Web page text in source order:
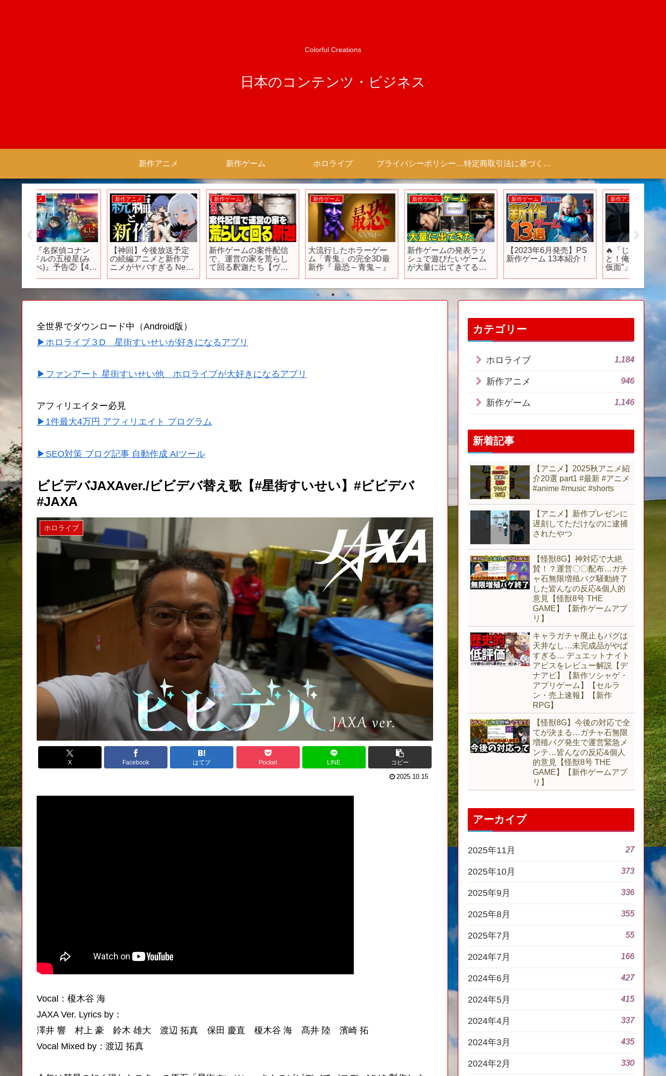
Colorful Creations
日本のコンテンツ・ビジネス
新作アニメ 新作ゲーム ホロライブ プライバシーポリシー 【Colorful Creation】 特定商取引法に基づく表記（商取引に関する開示）
新作アニメ
【神回】今後放送予定
の続編アニメと新作ア
ニメがヤバすぎる New
新作ゲーム
新作ゲームの案件配信
で、運営の家を荒らし
て回る釈迦たち【ヴィ
【Nightingale】
新作ゲーム
大流行したホラーゲー
ム「青鬼」の完全3D最
新作『 最恐 – 青鬼 – 』
新作ゲーム
新作ゲームの発表ラッ
シュで遊びたいゲーム
が大量に出てきてるん
Showcase まとめ】
新作ゲーム
【2023年6月発売】PS
新作ゲーム 13本紹介！
新作アニメ
🔥「じゃすともーめん
と！俺は‟ムーンライト
仮面”」TVアニメ『炎炎
信中💥 #炎炎ノ消防隊
#FireForce #アニメ
ド！
メガ盛
全世界でダウンロード中（Android版）
▶ホロライブ３D 星街すいせいが好きになるアプリ
▶ファンアート 星街すいせい他 ホロライブが大好きになるアプリ
アフィリエイター必見
▶1件最大4万円 アフィリエイト プログラム
▶SEO対策 ブログ記事 自動作成 AIツール
ビビデバJAXAver./ビビデバ替え歌【#星街すいせい】#ビビデバ
#JAXA
ホロライブ
X Facebook はてブ Pocket LINE コピー
2025.10.15
Vocal：榎木谷 海
JAXA Ver. Lyrics by：
澤井 響 村上 豪 鈴木 雄大 渡辺 拓真 保田 慶直 榎木谷 海 髙井 陸 濱崎 拓
Vocal Mixed by：渡辺 拓真
カテゴリー
ホロライブ 1,184
新作アニメ 946
新作ゲーム 1,146
新着記事
【アニメ】2025秋アニメ紹
介20選 part1 #最新 #アニメ
#anime #music #shorts
【アニメ】新作プレゼンに
遅刻してただけなのに逮捕
されたやつ
【怪獣8G】神対応で大絶
賛！？運営〇〇配布…ガチ
ャ石無限増殖バグ騒動終了
した皆んなの反応&個人的
意見【怪獣8号 THE
GAME】【新作ゲームアプ
リ】
キャラガチャ廃止もバグは
天井なし…未完成品がやば
すぎる… デュエットナイト
アビスをレビュー解説【デ
ナアビ】【新作ソシャゲ・
アプリゲーム】【セルラ
ン・売上速報】【新作
RPG】
【怪獣8G】今後の対応で全
てが決まる…ガチャ石無限
増殖バグ発生で運営緊急メ
ンテ…皆んなの反応&個人
的意見【怪獣8号 THE
GAME】【新作ゲームアプ
リ】
アーカイブ
2025年11月 27
2025年10月 373
2025年9月 336
2025年8月 355
2025年7月 55
2024年7月 166
2024年6月 427
2024年5月 415
2024年4月 337
2024年3月 435
2024年2月 330